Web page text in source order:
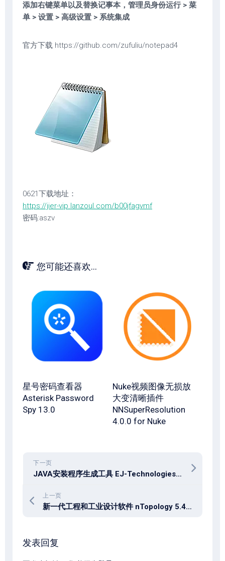
添加右键菜单以及替换记事本，管理员身份运行 > 菜
单 > 设置 > 高级设置 > 系统集成
官方下载 https://github.com/zufuliu/notepad4
0621下载地址：
https://jier-vip.lanzoul.com/b00jfagvmf
密码:aszv
您可能还喜欢...
星号密码查看器
Asterisk Password
Spy 13.0
Nuke视频图像无损放
大变清晰插件
NNSuperResolution
4.0.0 for Nuke
下一页
JAVA安装程序生成工具 EJ-Technologies install4j 12.0.4 Win/macOS/Linux
上一页
新一代工程和工业设计软件 nTopology 5.49.2 x64
发表回复